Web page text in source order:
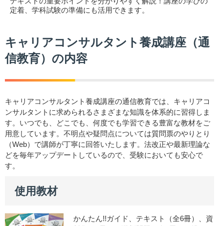
定着、学科試験の準備にも活用できます。
キャリアコンサルタント養成講座（通
信教育）の内容
キャリアコンサルタント養成講座の通信教育では、キャリアコ
ンサルタントに求められるさまざまな知識を体系的に習得しま
す。いつでも、どこでも、何度でも学習できる豊富な教材をご
用意しています。不明点や疑問点については質問票のやりとり
（Web）で講師が丁寧に回答いたします。法改正や最新理論な
どを毎年アップデートしているので、受験においても安心で
す。
使用教材
かんたん!!ガイド、テキスト（全6冊）、資